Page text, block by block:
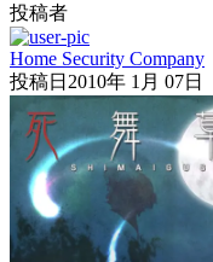
投稿者
Home Security Company
投稿日 2010年 1月 07日